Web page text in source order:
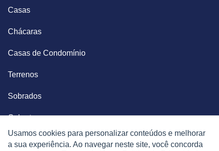
Usamos cookies para personalizar conteúdos e melhorar
a sua experiência. Ao navegar neste site, você concorda
Casas
Chácaras
Casas de Condomínio
Terrenos
Sobrados
Coberturas